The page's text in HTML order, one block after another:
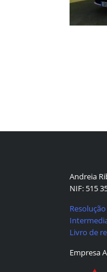
Andreia
NIF: 515
Livro de
Empresa